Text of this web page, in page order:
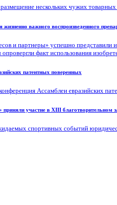
нескольких чужих
жизненно важного воспроизведенного
и партнеры» успешно представили
факт использования
патентных поверенных
Ассамблеи евразийских
участие в XIII благотворительном
спортивных событий